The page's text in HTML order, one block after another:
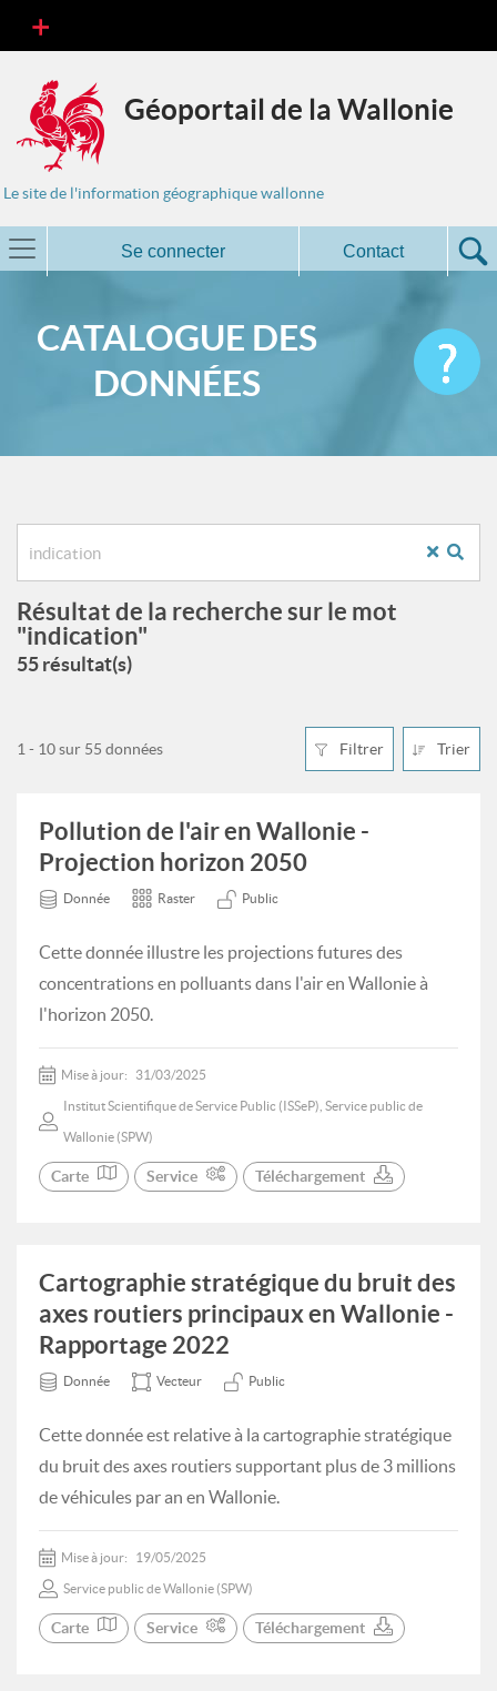
Géoportail de la Wallonie
Le site de l'information géographique wallonne
Se connecter Contact
CATALOGUE DES
DONNÉES
Résultat de la recherche sur le mot
"indication"
55 résultat(s)
Filtrer Trier
1 - 10 sur 55 données
Pollution de l'air en Wallonie -
Projection horizon 2050
Donnée Raster Public
Cette donnée illustre les projections futures des
concentrations en polluants dans l'air en Wallonie à
l'horizon 2050.
Mise à jour: 31/03/2025
Institut Scientifique de Service Public (ISSeP), Service public de
Wallonie (SPW)
Carte Service Téléchargement
Cartographie stratégique du bruit des
axes routiers principaux en Wallonie -
Rapportage 2022
Donnée Vecteur Public
Cette donnée est relative à la cartographie stratégique
du bruit des axes routiers supportant plus de 3 millions
de véhicules par an en Wallonie.
Mise à jour: 19/05/2025
Service public de Wallonie (SPW)
Carte Service Téléchargement